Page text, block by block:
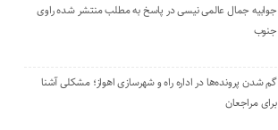
جوابیه جمال عالمی نیسی در پاسخ به مطلب منتشر شده راوی
جنوب
گم شدن پرونده‌ها در اداره راه و شهرسازی اهواز؛ مشکلی آشنا
برای مراجعان